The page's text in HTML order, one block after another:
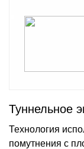
Туннельное
Технология
помутнения с